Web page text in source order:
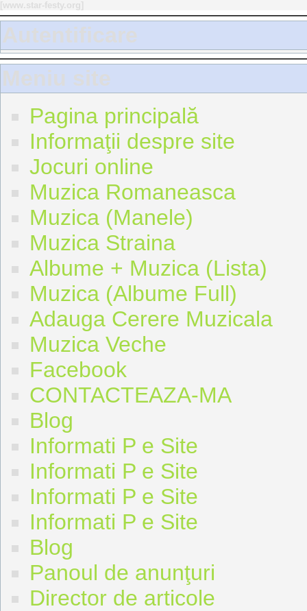
Autentificare
Meniu site
Pagina principală
Informaţii despre site
Jocuri online
Muzica Romaneasca
Muzica (Manele)
Muzica Straina
Albume + Muzica (Lista)
Muzica (Albume Full)
Adauga Cerere Muzicala
Muzica Veche
Facebook
CONTACTEAZA-MA
Blog
Informati P e Site
Informati P e Site
Informati P e Site
Informati P e Site
Blog
Panoul de anunţuri
Director de articole